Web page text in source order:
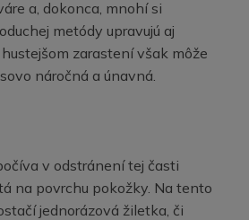
a, dokonca, mnohí si
metódy upravujú aj
zarastení však môže
náročná a únavná.
v odstránení tej časti
na povrchu pokožky. Na tento
jednorázová žiletka, či